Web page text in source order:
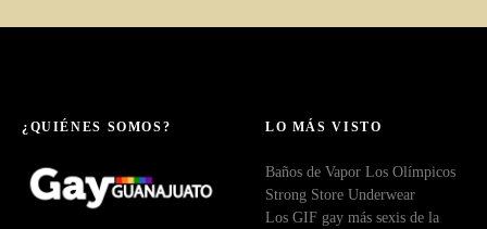
¿QUIÉNES SOMOS? LO MÁS VISTO
Baños de Vapor Los Olímpicos
Strong Store Underwear
Los GIF gay más sexis de la